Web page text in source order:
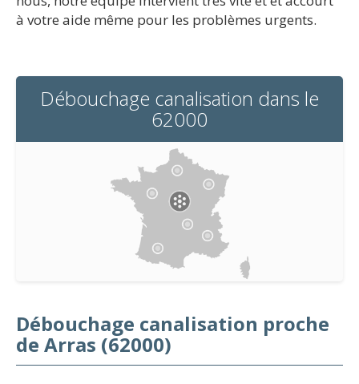
à votre aide même pour les problèmes urgents.
Débouchage canalisation dans le
62000
Débouchage canalisation proche
de Arras (62000)